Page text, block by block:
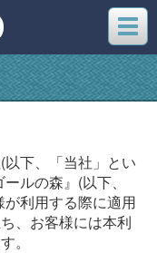
メ
ニ
ュ
ー
下、「当社」とい
ルの森』(以下、
が利用する際に適用
、お客様には本利
。